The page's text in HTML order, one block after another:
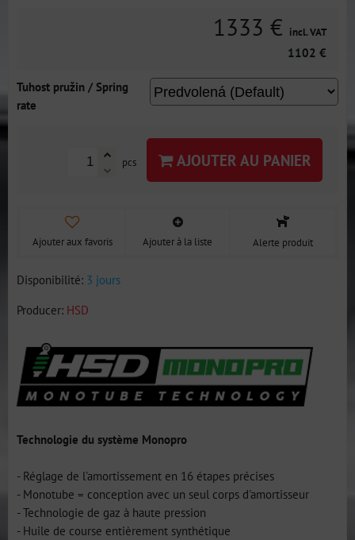
1333 € incl. VAT
1102 €
Tuhost pružin / Spring
rate
pcs AJOUTER AU PANIER
Ajouter aux favoris Ajouter à la liste Alerte produit
Disponibilité: 3 jours
Producer: HSD
Technologie du système Monopro
- Réglage de l'amortissement en 16 étapes précises
- Monotube = conception avec un seul corps d'amortisseur
- Technologie de gaz à haute pression
- Huile de course entièrement synthétique